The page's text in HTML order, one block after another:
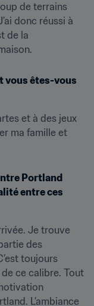
de terrains
donc réussi à
de la
vous êtes-vous
et à des jeux
ma famille et
Portland
entre ces
Je trouve
des
toujours
ce calibre. Tout
L’ambiance